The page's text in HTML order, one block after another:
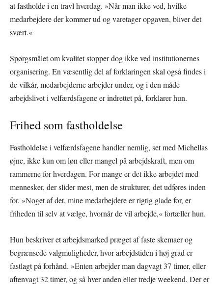
at fastholde i en travl hverdag. »Når man ikke ved, hvilke
medarbejdere der kommer ud og varetager opgaven, bliver det
svært.«
Spørgsmålet om kvalitet stopper dog ikke ved institutionernes
organisering. En væsentlig del af forklaringen skal også findes i
de vilkår, medarbejderne arbejder under, og i den måde
arbejdslivet i velfærdsfagene er indrettet på, forklarer hun.
Frihed som fastholdelse
Fastholdelse i velfærdsfagene handler nemlig, set med Michellas
øjne, ikke kun om løn eller mangel på arbejdskraft, men om
rammerne for hverdagen. For mange er det ikke arbejdet med
mennesker, der slider mest, men de strukturer, det udføres inden
for. »Noget af det, mine medarbejdere er rigtig glade for, er
friheden til selv at vælge, hvornår de vil arbejde,« fortæller hun.
Hun beskriver et arbejdsmarked præget af faste skemaer og
begrænsede valgmuligheder, hvor arbejdstiden i høj grad er
fastlagt på forhånd. »Enten arbejder man dagvagt 37 timer, eller
aftenvagt 32 timer, og så hver anden eller tredje weekend. Der er